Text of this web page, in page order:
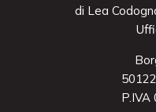
di Lea